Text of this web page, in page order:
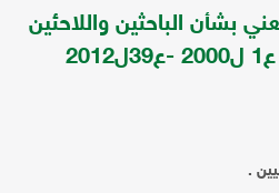
بشأن الباحثين واللاحئين
النازحين داخل اوطانهم ع1 ل2000 -ع39ل2012
.